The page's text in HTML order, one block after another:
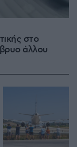
στο
άλλου